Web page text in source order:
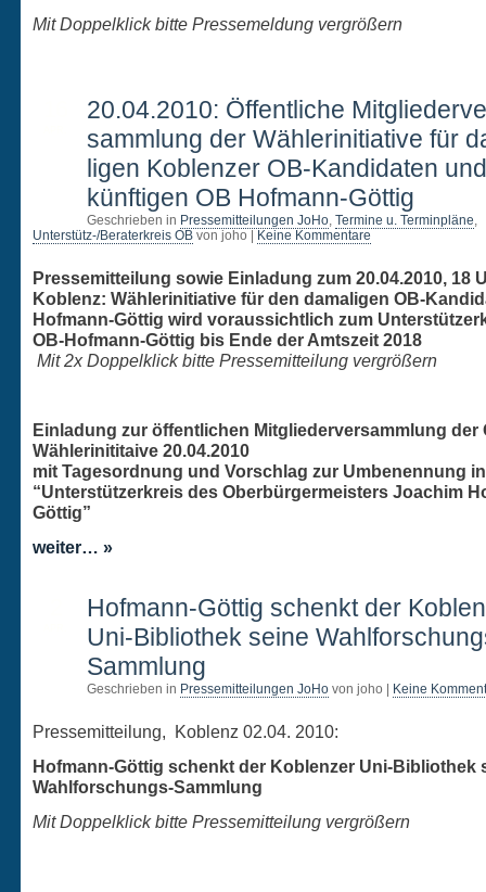
Mit Doppelklick bitte Pressemeldung vergrößern
20.04.2010: Öffentliche
sammlung der Wählerinitiative für
ligen Koblenzer OB-Kandidaten und
künftigen OB Hofmann-Göttig
Geschrieben in Pressemitteilungen JoHo, Termine u. Terminpläne,
Unterstütz-/Beraterkreis OB von joho | Keine Kommentare
Pressemitteilung sowie Einladung zum 20.04.2010, 18
Koblenz: Wählerinitiative für den damaligen OB-
Hofmann-Göttig wird voraussichtlich zum
OB-Hofmann-Göttig bis Ende der Amtszeit 2018
Mit 2x Doppelklick bitte Pressemitteilung vergrößern
Einladung zur öffentlichen Mitgliederversammlung der
Wählerinititaive 20.04.2010
mit Tagesordnung und Vorschlag zur Umbenennung in
“Unterstützerkreis des Oberbürgermeisters Joachim
Göttig”
weiter… »
Hofmann-Göttig schenkt der
Uni-Bibliothek seine
Sammlung
Geschrieben in Pressemitteilungen JoHo von joho | Keine
Pressemitteilung, Koblenz 02.04. 2010:
Hofmann-Göttig schenkt der Koblenzer Uni-Bibliothek
Wahlforschungs-Sammlung
Mit Doppelklick bitte Pressemitteilung vergrößern